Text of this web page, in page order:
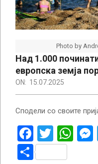
Photo by
Над 1.000
европска земја
ON: 15.07.2025
Сподели со своите
Facebook
Share